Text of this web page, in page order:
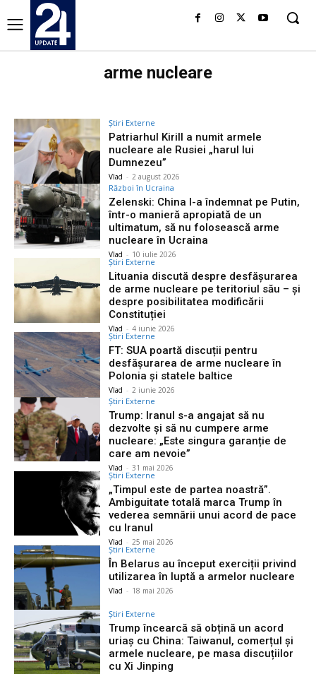
arme nucleare
Știri Externe
Patriarhul Kirill a numit armele
nucleare ale Rusiei „harul lui
Dumnezeu”
Vlad - 2 august 2026
Război în Ucraina
Zelenski: China l-a îndemnat pe Putin,
într-o manieră apropiată de un
ultimatum, să nu folosească arme
nucleare în Ucraina
Vlad - 10 iulie 2026
Știri Externe
Lituania discută despre desfășurarea
de arme nucleare pe teritoriul său – și
despre posibilitatea modificării
Constituției
Vlad - 4 iunie 2026
Știri Externe
FT: SUA poartă discuții pentru
desfășurarea de arme nucleare în
Polonia și statele baltice
Vlad - 2 iunie 2026
Știri Externe
Trump: Iranul s-a angajat să nu
dezvolte și să nu cumpere arme
nucleare: „Este singura garanție de
care am nevoie”
Vlad - 31 mai 2026
Știri Externe
„Timpul este de partea noastră”.
Ambiguitate totală marca Trump în
vederea semnării unui acord de pace
cu Iranul
Vlad - 25 mai 2026
Știri Externe
În Belarus au început exerciții privind
utilizarea în luptă a armelor nucleare
Vlad - 18 mai 2026
Știri Externe
Trump încearcă să obțină un acord
uriaș cu China: Taiwanul, comerțul și
armele nucleare, pe masa discuțiilor
cu Xi Jinping